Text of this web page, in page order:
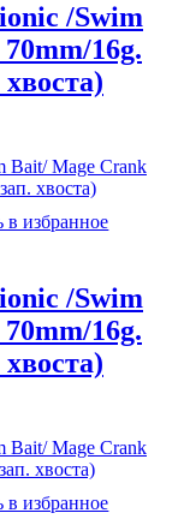
/Swim
16g.
в избранное
/Swim
16g.
в избранное